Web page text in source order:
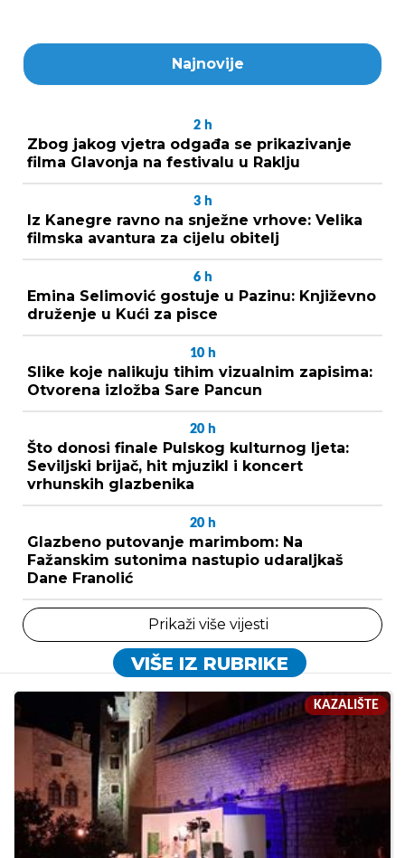
Najnovije
2 h
Zbog jakog vjetra odgađa se prikazivanje
filma Glavonja na festivalu u Raklju
3 h
Iz Kanegre ravno na snježne vrhove: Velika
filmska avantura za cijelu obitelj
6 h
Emina Selimović gostuje u Pazinu: Književno
druženje u Kući za pisce
10 h
Slike koje nalikuju tihim vizualnim zapisima:
Otvorena izložba Sare Pancun
20 h
Što donosi finale Pulskog kulturnog ljeta:
Seviljski brijač, hit mjuzikl i koncert
vrhunskih glazbenika
20 h
Glazbeno putovanje marimbom: Na
Fažanskim sutonima nastupio udaraljkaš
Dane Franolić
Prikaži više vijesti
VIŠE IZ RUBRIKE
KAZALIŠTE